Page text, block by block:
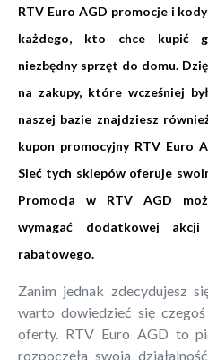
RTV Euro AGD promocje i
każdego, kto chce kupić
niezbędny sprzęt do domu.
na zakupy, które wcześniej
naszej bazie znajdziesz
kupon promocyjny RTV Euro
Sieć tych sklepów oferuje
Promocja w RTV AGD
wymagać dodatkowej
rabatowego.
Zanim jednak zdecydujesz
warto dowiedzieć się
oferty. RTV Euro AGD to
rozpoczęła swoją